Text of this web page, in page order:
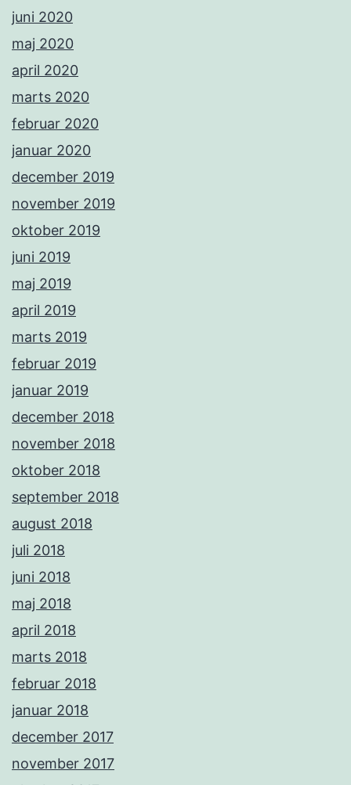
juni 2020
maj 2020
april 2020
marts 2020
februar 2020
januar 2020
december 2019
november 2019
oktober 2019
juni 2019
maj 2019
april 2019
marts 2019
februar 2019
januar 2019
december 2018
november 2018
oktober 2018
september 2018
august 2018
juli 2018
juni 2018
maj 2018
april 2018
marts 2018
februar 2018
januar 2018
december 2017
november 2017